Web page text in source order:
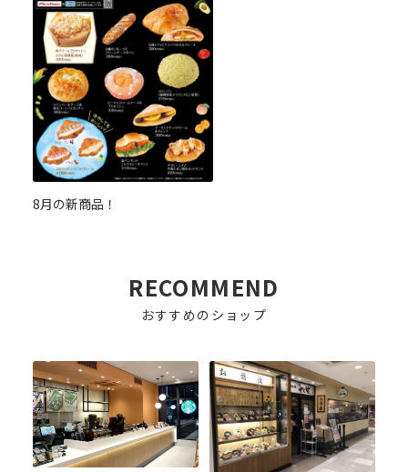
8月の新商品！
RECOMMEND
おすすめのショップ